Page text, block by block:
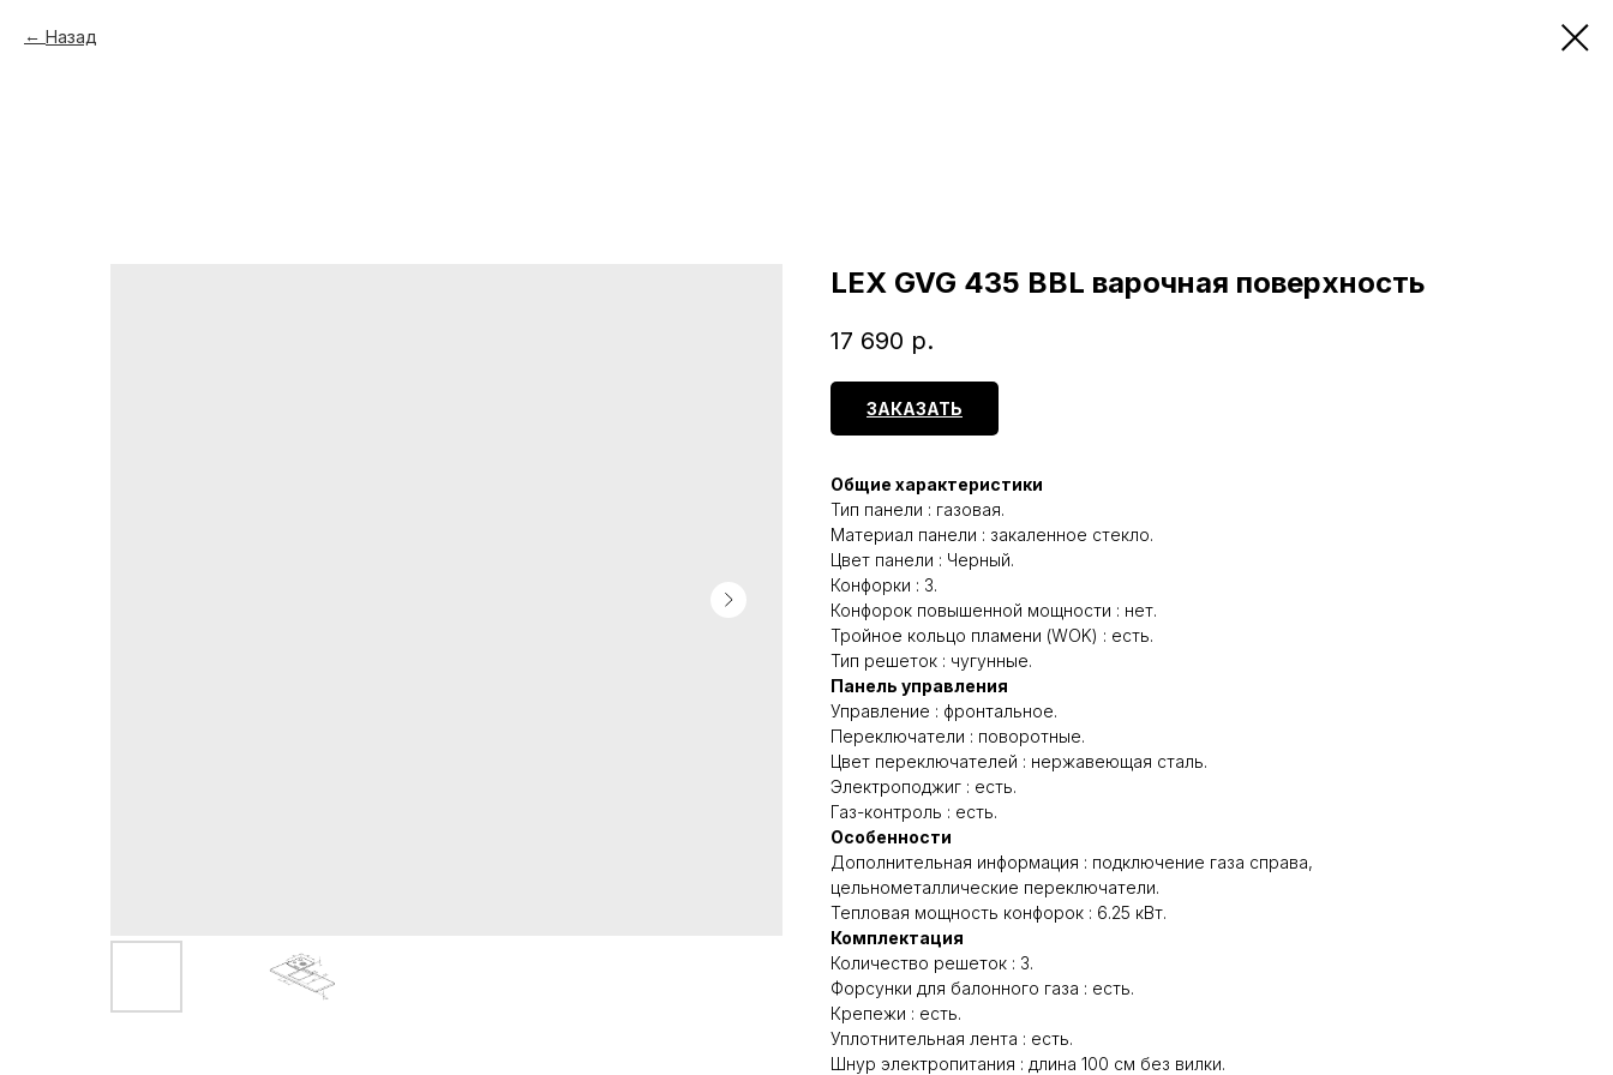
Назад
LEX GVG 435 BBL варочная поверхность
17 690 р.
ЗАКАЗАТЬ
Общие характеристики
Тип панели : газовая.
Материал панели : закаленное стекло.
Цвет панели : Черный.
Конфорки : 3.
Конфорок повышенной мощности : нет.
Тройное кольцо пламени (WOK) : есть.
Тип решеток : чугунные.
Панель управления
Управление : фронтальное.
Переключатели : поворотные.
Цвет переключателей : нержавеющая сталь.
Электроподжиг : есть.
Газ-контроль : есть.
Особенности
Дополнительная информация : подключение газа справа,
цельнометаллические переключатели.
Тепловая мощность конфорок : 6.25 кВт.
Комплектация
Количество решеток : 3.
Форсунки для балонного газа : есть.
Крепежи : есть.
Уплотнительная лента : есть.
Шнур электропитания : длина 100 см без вилки.